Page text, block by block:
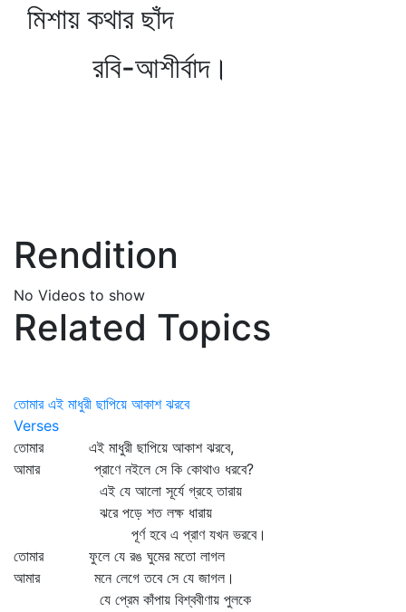
মিশায় কথার ছাঁদ
রবি-আশীর্বাদ।
Rendition
No Videos to show
Related Topics
তোমার এই মাধুরী ছাপিয়ে আকাশ ঝরবে
Verses
তোমার এই মাধুরী ছাপিয়ে আকাশ ঝরবে,
আমার প্রাণে নইলে সে কি কোথাও ধরবে?
এই যে আলো সূর্যে গ্রহে তারায়
ঝরে পড়ে শত লক্ষ ধারায়
পূর্ণ হবে এ প্রাণ যখন ভরবে।
তোমার ফুলে যে রঙ ঘুমের মতো লাগল
আমার মনে লেগে তবে সে যে জাগল।
যে প্রেম কাঁপায় বিশ্ববীণায় পুলকে